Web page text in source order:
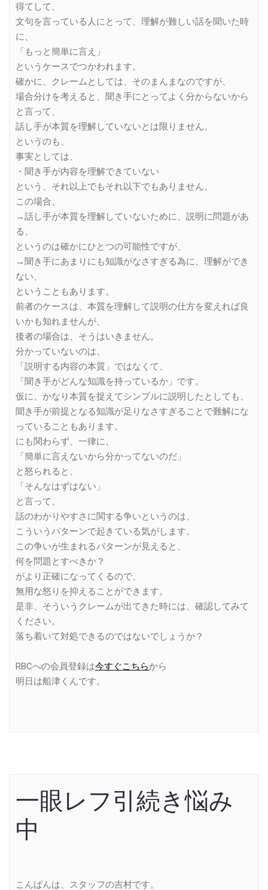
得てして、
文句を言っている人にとって、理解が難しい話を聞いた時
に、
「もっと簡単に言え」
というケースでつかわれます。
確かに、クレームとしては、そのまんまなのですが、
場合分けを考えると、聞き手にとってよく分からないから
と言って、
話し手が本質を理解していないとは限りません。
というのも、
事実としては、
・聞き手が内容を理解できていない
という、それ以上でもそれ以下でもありません。
この場合、
→話し手が本質を理解していないために、説明に問題があ
る、
というのは確かにひとつの可能性ですが、
→聞き手にあまりにも知識がなさすぎる為に、理解ができ
ない、
ということもあります。
前者のケースは、本質を理解して説明の仕方を変えれば良
いかも知れませんが、
後者の場合は、そうはいきません。
分かっていないのは、
「説明する内容の本質」ではなくて、
「聞き手がどんな知識を持っているか」です。
仮に、かなり本質を捉えてシンプルに説明したとしても、
聞き手が前提となる知識が足りなさすぎることで難解にな
っていることもあります。
にも関わらず、一律に、
「簡単に言えないから分かってないのだ」
と怒られると、
「そんなはずはない」
と言って、
話のわかりやすさに関する争いというのは、
こういうパターンで起きている気がします。
この争いが生まれるパターンが見えると、
何を問題とすべきか？
がより正確になってくるので、
無用な怒りを抑えることができます。
是非、そういうクレームが出てきた時には、確認してみて
ください。
落ち着いて対処できるのではないでしょうか？
RBCへの会員登録は今すぐこちらから
明日は船津くんです。
一眼レフ引続き悩み
中
こんばんは、スタッフの吉村です。